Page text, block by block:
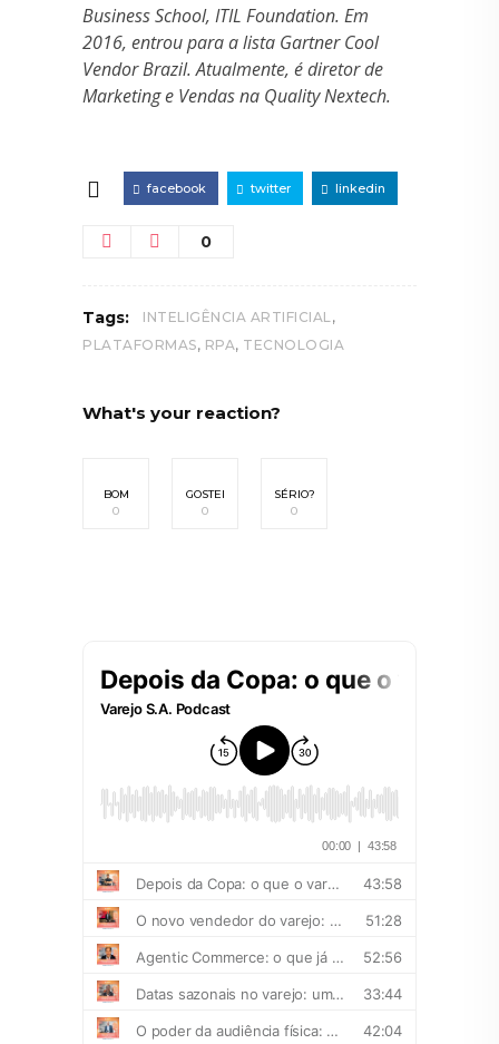
Business School, ITIL Foundation. Em
2016, entrou para a lista Gartner Cool
Vendor Brazil. Atualmente, é diretor de
Marketing e Vendas na Quality Nextech.
facebook twitter linkedin
0
Tags: INTELIGÊNCIA ARTIFICIAL,
PLATAFORMAS, RPA, TECNOLOGIA
What's your reaction?
BOM
0
GOSTEI
0
SÉRIO?
0